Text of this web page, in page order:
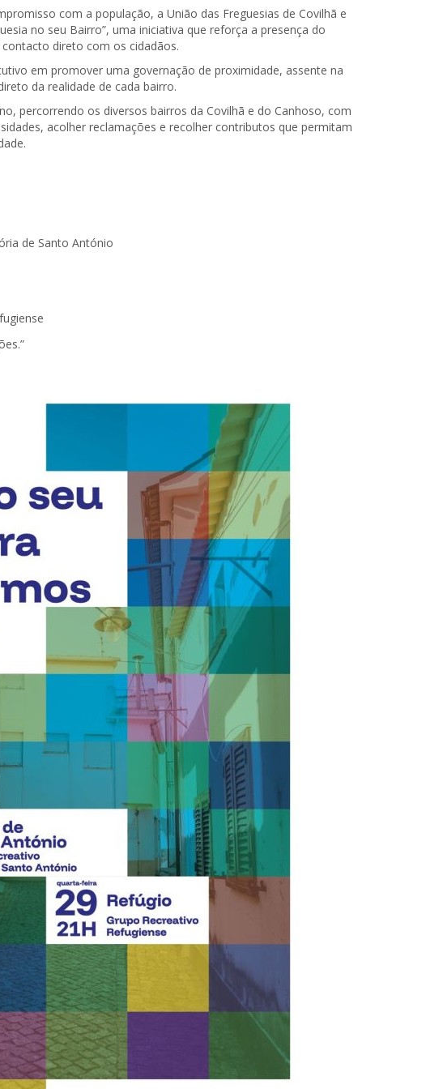
com a população, a União das Freguesias de Covilhã e
no seu Bairro”, uma iniciativa que reforça a presença do
direto com os cidadãos.
em promover uma governação de proximidade, assente na
da realidade de cada bairro.
percorrendo os diversos bairros da Covilhã e do Canhoso, com
acolher reclamações e recolher contributos que permitam
de Santo António